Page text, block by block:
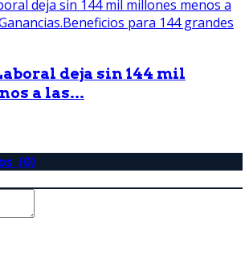
deja sin 144 mil
a las...
(0)